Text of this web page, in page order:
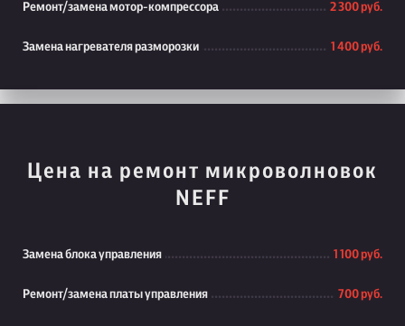
Ремонт/замена мотор-компрессора 2 300 руб.
Замена нагревателя разморозки 1 400 руб.
Цена на ремонт микроволновок
NEFF
Замена блока управления 1 100 руб.
Ремонт/замена платы управления 700 руб.